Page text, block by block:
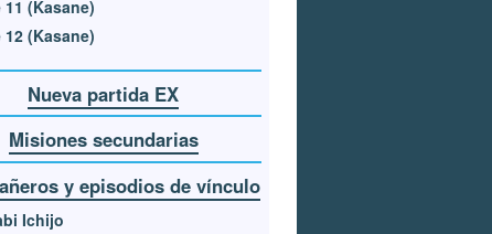
11 (Kasane)
12 (Kasane)
Nueva partida EX
Misiones secundarias
y episodios de vínculo
Ichijo